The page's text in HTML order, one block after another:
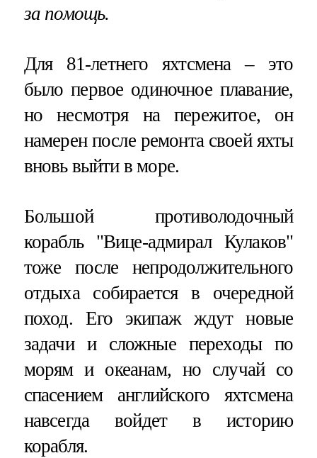
за помощь.
Для 81-летнего яхтсмена – это
было первое одиночное плавание,
но несмотря на пережитое, он
намерен после ремонта своей яхты
вновь выйти в море.
Большой противолодочный
корабль "Вице-адмирал Кулаков"
тоже после непродолжительного
отдыха собирается в очередной
поход. Его экипаж ждут новые
задачи и сложные переходы по
морям и океанам, но случай со
спасением английского яхтсмена
навсегда войдет в историю
корабля.